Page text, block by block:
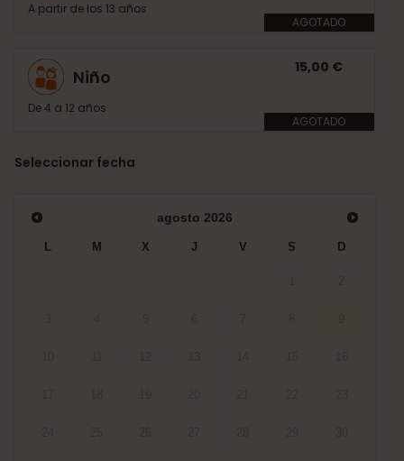
A partir de los 13 años
AGOTADO
Niño
De 4 a 12 años
15,00 €
AGOTADO
Seleccionar fecha
agosto 2026
M X J V S D